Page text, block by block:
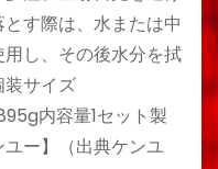
す際は、水または中
し、その後水分を拭
装サイズ
内容量1セット製
ー】（出典ケンユ